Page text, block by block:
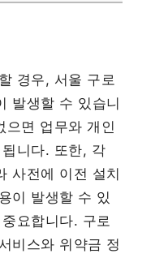
경우, 서울 구로
발생할 수 있습니
으면 업무와 개인
니다. 또한, 각
사전에 이전 설치
이 발생할 수 있
요합니다. 구로
비스와 위약금 정